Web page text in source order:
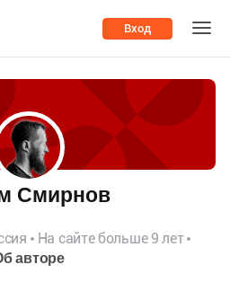
Вход
Смирнов
На сайте больше 9 лет
авторе